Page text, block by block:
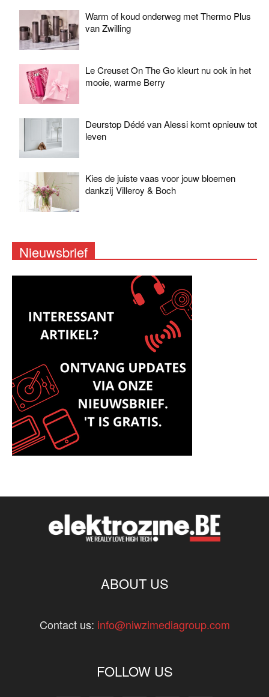
Warm of koud onderweg met Thermo Plus
van Zwilling
Le Creuset On The Go kleurt nu ook in het
mooie, warme Berry
Deurstop Dédé van Alessi komt opnieuw tot
leven
Kies de juiste vaas voor jouw bloemen
dankzij Villeroy & Boch
Nieuwsbrief
ABOUT US
Contact us: info@niwzimediagroup.com
FOLLOW US